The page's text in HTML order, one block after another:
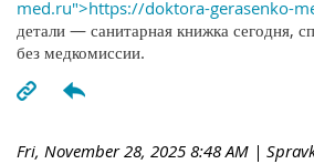
med.ru">https://doktora-gerasenko-
детали — санитарная книжка сегодня,
без медкомиссии.
Fri, November 28, 2025 8:48 AM |